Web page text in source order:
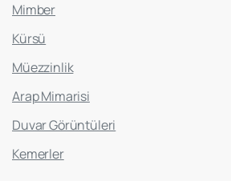
Mimber
Kürsü
Müezzinlik
Arap Mimarisi
Duvar Görüntüleri
Kemerler